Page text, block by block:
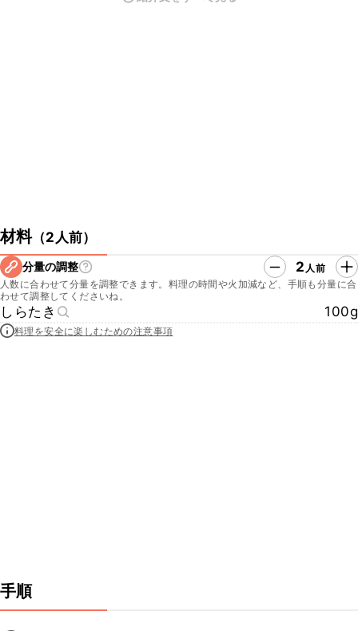
材料（2人前）
分量の調整 2 人前
人数に合わせて分量を調整できます。料理の時間や火加減など、手順も分量に合
わせて調整してくださいね。
しらたき 100g
料理を安全に楽しむための注意事項
手順